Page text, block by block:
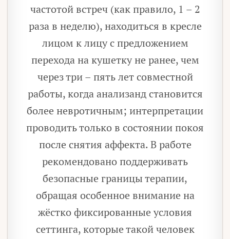
частотой встреч (как правило, 1 – 2
раза в неделю), находиться в кресле
лицом к лицу с предложением
перехода на кушетку не ранее, чем
через три – пять лет совместной
работы, когда анализанд становится
более невротичным; интерпретации
проводить только в состоянии покоя
после снятия аффекта. В работе
рекомендовано поддерживать
безопасные границы терапии,
обращая особенное внимание на
жёстко фиксированные условия
сеттинга, которые такой человек